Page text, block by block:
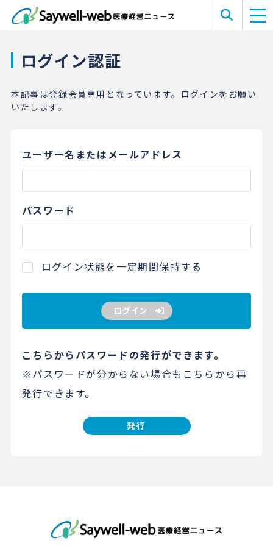
ログイン認証
本記事は登録会員専用となっています。ログインをお願い
いたします。
ユーザー名またはメールアドレス
パスワード
ログイン状態を一定期間保持する
ログイン
こちらからパスワードの発行ができます。
※パスワードが分からない場合もこちらから再
発行できます。
発行